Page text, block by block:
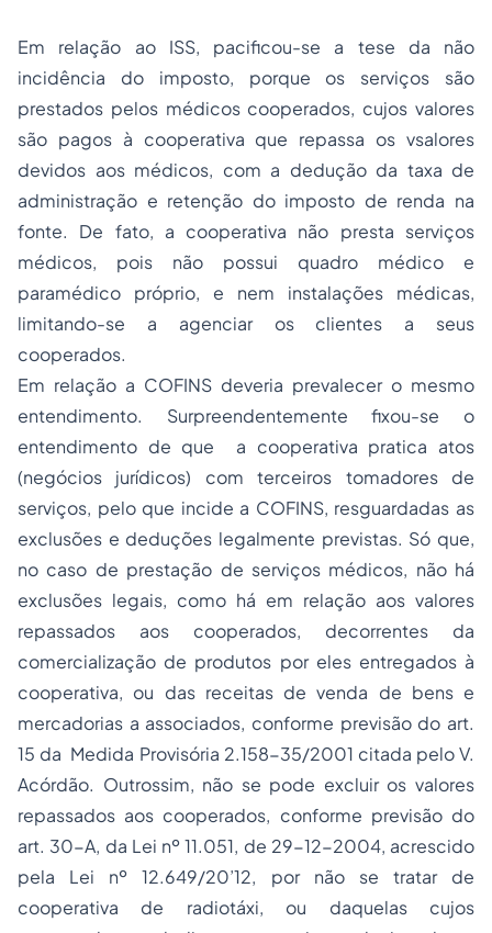
Em relação ao ISS, pacificou-se a tese da não
incidência do imposto, porque os serviços são
prestados pelos médicos cooperados, cujos valores
são pagos à cooperativa que repassa os vsalores
devidos aos médicos, com a dedução da taxa de
administração e retenção do imposto de renda na
fonte. De fato, a cooperativa não presta serviços
médicos, pois não possui quadro médico e
paramédico próprio, e nem instalações médicas,
limitando-se a agenciar os clientes a seus
cooperados.
Em relação a COFINS deveria prevalecer o mesmo
entendimento. Surpreendentemente fixou-se o
entendimento de que a cooperativa pratica atos
(negócios jurídicos) com terceiros tomadores de
serviços, pelo que incide a COFINS, resguardadas as
exclusões e deduções legalmente previstas. Só que,
no caso de prestação de serviços médicos, não há
exclusões legais, como há em relação aos valores
repassados aos cooperados, decorrentes da
comercialização de produtos por eles entregados à
cooperativa, ou das receitas de venda de bens e
mercadorias a associados, conforme previsão do art.
15 da Medida Provisória 2.158-35/2001 citada pelo V.
Acórdão. Outrossim, não se pode excluir os valores
repassados aos cooperados, conforme previsão do
art. 30-A, da Lei nº 11.051, de 29-12-2004, acrescido
pela Lei nº 12.649/20’12, por não se tratar de
cooperativa de radiotáxi, ou daquelas cujos